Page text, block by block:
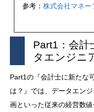
参考： 株式会社マネー
Part1：会計
タエンジニ
Part1の『会計士に新たな
は？』では、データエン
画といった従来の経営数